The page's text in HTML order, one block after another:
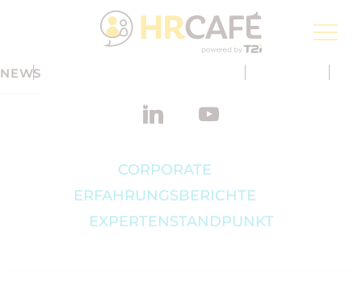
Groupe T2i, ein Digitalisierungsspezialist von der
Schweizerischen Post
NEWS
HIER FINDEN SIE ALLE NEUIGKEITEN DER GROUPE T2I
CORPORATE
ERFAHRUNGSBERICHTE
EXPERTENSTANDPUNKT